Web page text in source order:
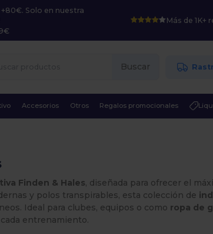
Solo en nuestra
Más de 1K+
Buscar
Accesorios Otros Regalos promocionales
Finden & Hales, diseñada para ofrecer el
y polos transpirables, esta colección de
Ideal para clubes, equipos o como ropa de
entrenamiento.